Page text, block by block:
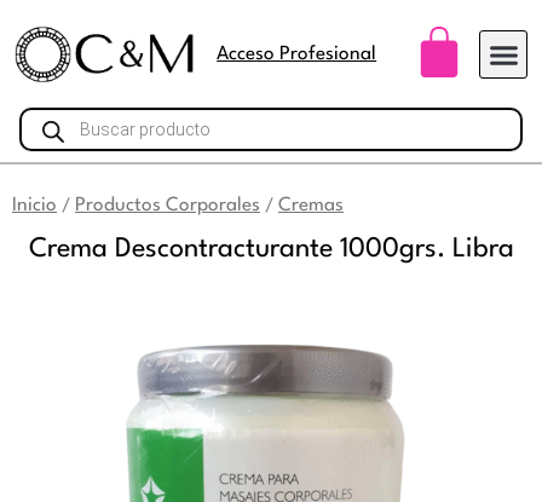
contenido
Acceso Profesional
Búsqueda
de
productos
Inicio / Productos Corporales / Cremas
Crema Descontracturante 1000grs. Libra